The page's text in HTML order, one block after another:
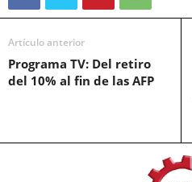
Artículo anterior
Programa TV: Del retiro
del 10% al fin de las AFP